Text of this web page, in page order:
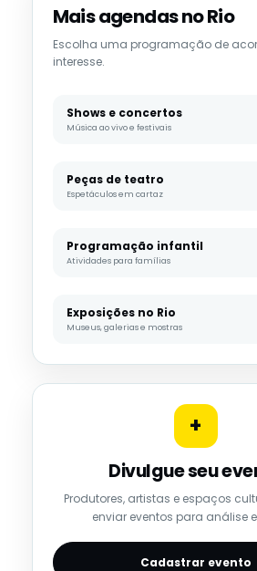
Mais agendas no Rio
Escolha uma programação de
interesse.
Shows e concertos
Música ao vivo e festivais
Peças de teatro
Espetáculos em cartaz
Programação infantil
Atividades para famílias
Exposições no Rio
Museus, galerias e mostras
+
Divulgue seu
Produtores, artistas e espaços
enviar eventos para análise
Cadastrar evento